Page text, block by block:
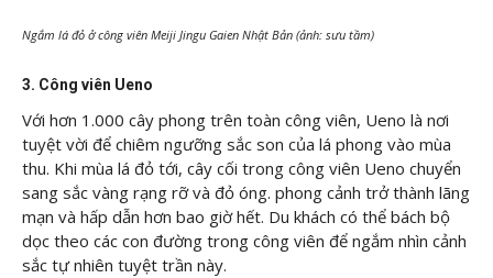
Ngắm lá đỏ ở công viên Meiji Jingu Gaien Nhật Bản (ảnh: sưu tầm)
3. Công viên Ueno
Với hơn 1.000 cây phong trên toàn công viên, Ueno là nơi
tuyệt vời để chiêm ngưỡng sắc son của lá phong vào mùa
thu. Khi mùa lá đỏ tới, cây cối trong công viên Ueno chuyển
sang sắc vàng rạng rỡ và đỏ óng. phong cảnh trở thành lãng
mạn và hấp dẫn hơn bao giờ hết. Du khách có thể bách bộ
dọc theo các con đường trong công viên để ngắm nhìn cảnh
sắc tự nhiên tuyệt trần này.